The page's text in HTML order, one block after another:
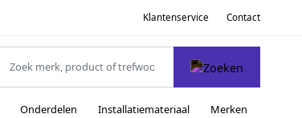
Klantenservice Contact
Onderdelen Installatiemateriaal Merken